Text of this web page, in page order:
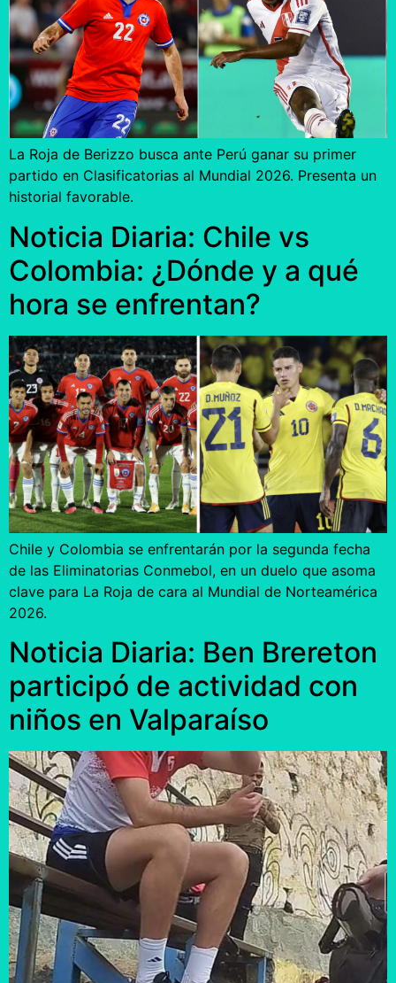
La Roja de Berizzo busca ante Perú ganar su primer
partido en Clasificatorias al Mundial 2026. Presenta un
historial favorable.
Noticia Diaria: Chile vs
Colombia: ¿Dónde y a qué
hora se enfrentan?
Chile y Colombia se enfrentarán por la segunda fecha
de las Eliminatorias Conmebol, en un duelo que asoma
clave para La Roja de cara al Mundial de Norteamérica
2026.
Noticia Diaria: Ben Brereton
participó de actividad con
niños en Valparaíso